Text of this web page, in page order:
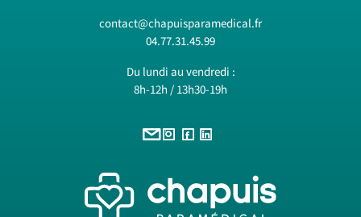
contact@chapuisparamedical.fr
04.77.31.45.99
Du lundi au vendredi :
8h-12h / 13h30-19h